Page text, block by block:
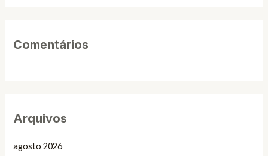
Comentários
Arquivos
agosto 2026